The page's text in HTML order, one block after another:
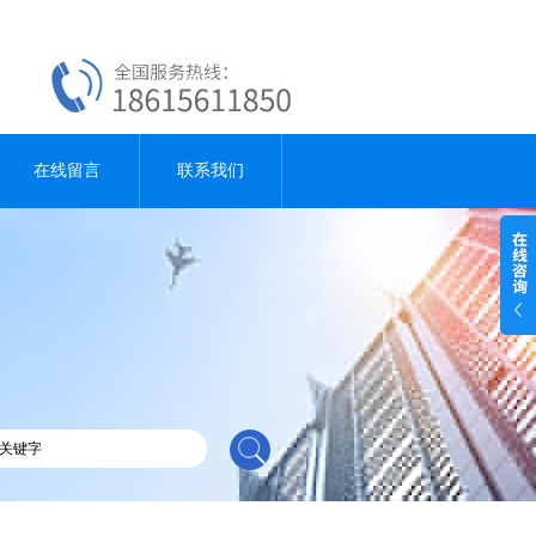
在线留言 联系我们